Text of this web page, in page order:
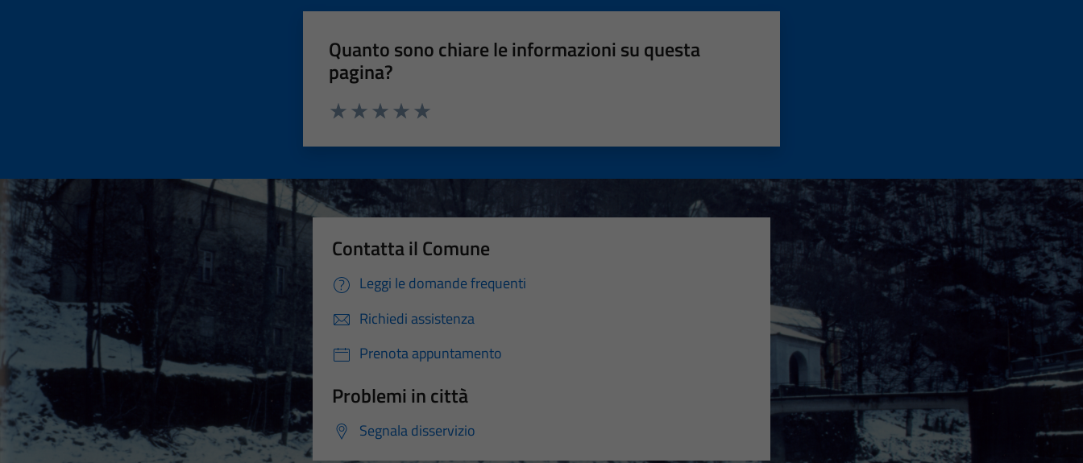
Quanto sono chiare le informazioni su questa
pagina?
Contatta il Comune
Leggi le domande frequenti
Richiedi assistenza
Prenota appuntamento
Problemi in città
Segnala disservizio